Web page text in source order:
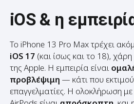
Το iPhone 13 Pro Max τρέχει
της Apple. Η εμπειρία είναι
προβλέψιμη— κάτι που
επαγγελματίες. Η ολοκλήρωση
AirPods είναι απρόσκοπτη, και
δεδομένων παραμένει